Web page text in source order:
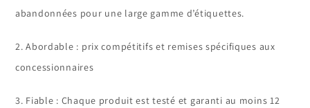
abandonnées pour une large gamme d’étiquettes.
2. Abordable : prix compétitifs et remises spécifiques aux
concessionnaires
3. Fiable : Chaque produit est testé et garanti au moins 12